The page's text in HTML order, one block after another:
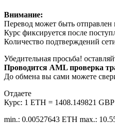
Внимание:
Перевод может быть отправлен
Курс фиксируется после
Количество подтверждений
Убедительная просьба!
Проводится AML проверка
До обмена вы сами можете
Отдаете
Курс: 1 ETH = 1408.149821 GBP
min.: 0.00527643 ETH max.: